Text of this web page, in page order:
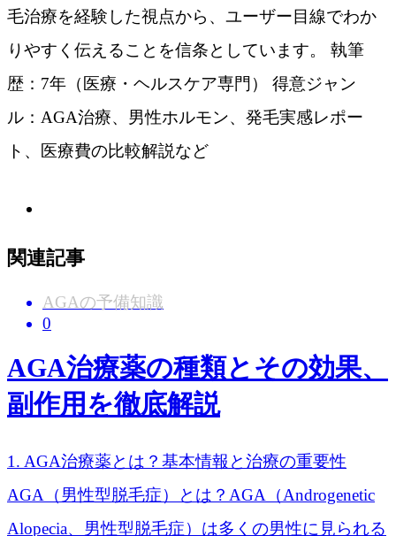
毛治療を経験した視点から、ユーザー目線でわか
りやすく伝えることを信条としています。 執筆
歴：7年（医療・ヘルスケア専門） 得意ジャン
ル：AGA治療、男性ホルモン、発毛実感レポー
ト、医療費の比較解説など
関連記事
AGAの予備知識
0
AGA治療薬の種類とその効果、
副作用を徹底解説
1. AGA治療薬とは？基本情報と治療の重要性
AGA（男性型脱毛症）とは？AGA（Androgenetic
Alopecia、男性型脱毛症）は多くの男性に見られる